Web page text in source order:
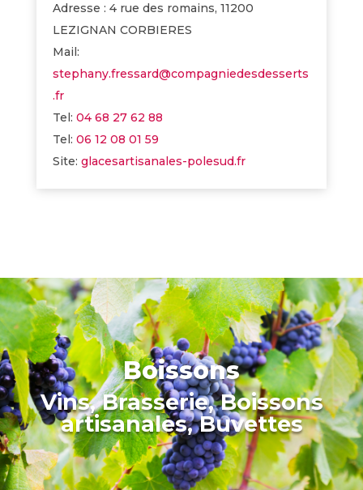
Adresse : 4 rue des romains, 11200
LEZIGNAN CORBIERES
Mail:
stephany.fressard@compagniedesdesserts
.fr
Tel: 04 68 27 62 88
Tel: 06 12 08 01 59
Site: glacesartisanales-polesud.fr
Boissons
Vins, Brasserie, Boissons
artisanales, Buvettes